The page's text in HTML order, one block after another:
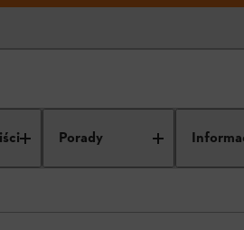
Porady